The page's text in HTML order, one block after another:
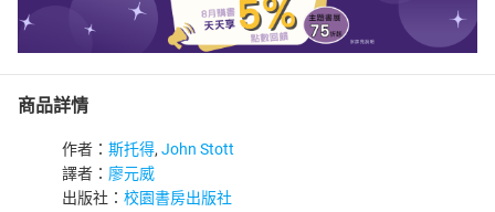
商品詳情
作者： 斯托得, John Stott
譯者： 廖元威
出版社： 校園書房出版社